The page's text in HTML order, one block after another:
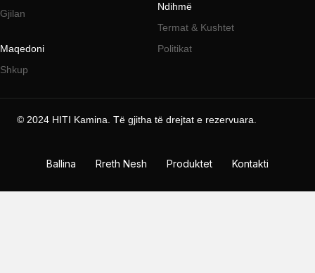
HITI Kamina
Koshare
Gjilan
Maqedoni
Shkup
Ndihmë
Termat & Kushtet
Politikat
© 2024 HITI Kamina. Të gjitha të drejtat e rezervuara.
Ballina Rreth Nesh Produktet Kontakti